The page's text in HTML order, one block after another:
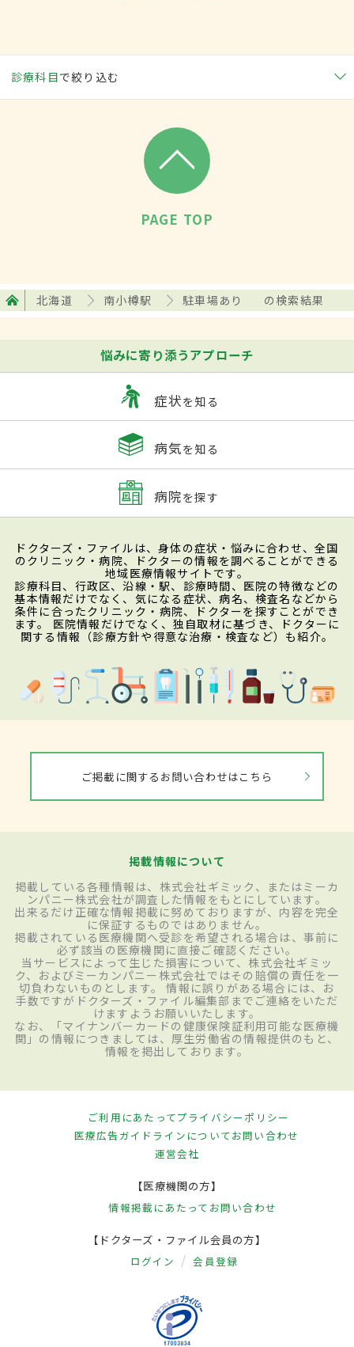
診療科目で絞り込む
PAGE TOP
北海道 南小樽駅 駐車場あり の検索結果
悩みに寄り添うアプローチ
症状を知る
病気を知る
病院を探す
ドクターズ・ファイルは、身体の症状・悩みに合わせ、全国
のクリニック・病院、ドクターの情報を調べることができる
地域医療情報サイトです。
診療科目、行政区、沿線・駅、診療時間、医院の特徴などの
基本情報だけでなく、気になる症状、病名、検査名などから
条件に合ったクリニック・病院、ドクターを探すことができ
ます。 医院情報だけでなく、独自取材に基づき、ドクターに
関する情報（診療方針や得意な治療・検査など）も紹介。
ご掲載に関するお問い合わせはこちら
掲載情報について
掲載している各種情報は、株式会社ギミック、またはミーカ
ンパニー株式会社が調査した情報をもとにしています。
出来るだけ正確な情報掲載に努めておりますが、内容を完全
に保証するものではありません。
掲載されている医療機関へ受診を希望される場合は、事前に
必ず該当の医療機関に直接ご確認ください。
当サービスによって生じた損害について、株式会社ギミッ
ク、およびミーカンパニー株式会社ではその賠償の責任を一
切負わないものとします。 情報に誤りがある場合には、お
手数ですがドクターズ・ファイル編集部までご連絡をいただ
けますようお願いいたします。
なお、「マイナンバーカードの健康保険証利用可能な医療機
関」の情報につきましては、厚生労働省の情報提供のもと、
情報を掲出しております。
ご利用にあたってプライバシーポリシー
医療広告ガイドラインについてお問い合わせ
運営会社
【医療機関の方】
情報掲載にあたって お問い合わせ
【ドクターズ・ファイル会員の方】
ログイン 会員登録